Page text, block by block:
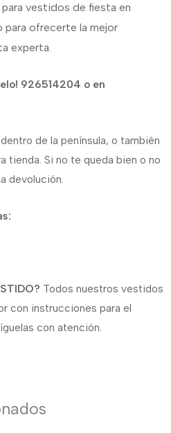
vestidos de fiesta en
ofrecerte la mejor
experta.
926514204 o en
dentro de la península, o también
tienda. Si no te queda bien o no
devolución.
Todos nuestros vestidos
con instrucciones para el
con atención.